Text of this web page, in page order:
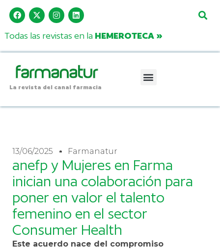
Todas las revistas en la HEMEROTECA »
La revista del canal farmacia
13/06/2025 Farmanatur
anefp y Mujeres en Farma
inician una colaboración para
poner en valor el talento
femenino en el sector
Consumer Health
Este acuerdo nace del compromiso